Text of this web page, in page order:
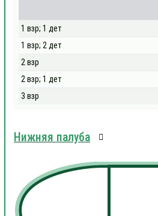
1 взр; 1 дет
1 взр; 2 дет
2 взр
2 взр; 1 дет
3 взр
Нижняя палуба